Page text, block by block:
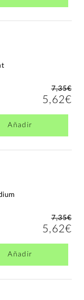
7,35€
5,62€
Añadir
7,35€
5,62€
Añadir